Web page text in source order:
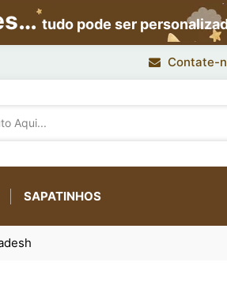
tudo pode ser
Contate-
SAPATINHOS